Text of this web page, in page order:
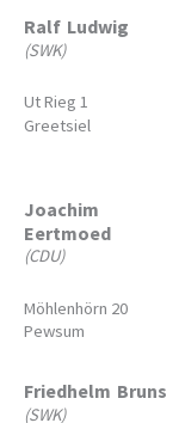
Ralf Ludwig
(SWK)
Ut Rieg 1
Greetsiel
Joachim
Eertmoed
(CDU)
Möhlenhörn 20
Pewsum
Friedhelm Bruns
(SWK)